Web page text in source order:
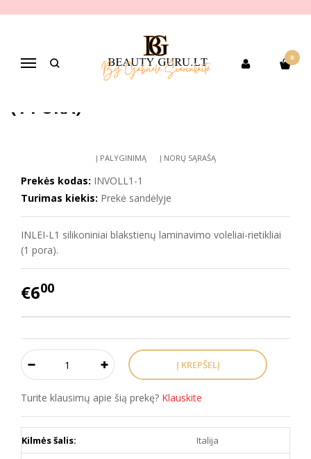
Navigacija
0
Pagrindinis PREKIŲ KATEGORIJOS
Pagal gamintoją
INLEI-L1 SILIKONINIAI BLAKSTIENŲ
LAMINAVIMO VOLELIAI-RIETIKLIAI
(1 PORA)
Į PALYGINIMĄ Į NORŲ SĄRAŠĄ
Prekės kodas: INVOLL1-1
Turimas kiekis: Prekė sandėlyje
INLEI-L1 silikoniniai blakstienų laminavimo voleliai-rietikliai
(1 pora).
€600
Turite klausimų apie šią prekę? Klauskite
Kilmės šalis: Italija